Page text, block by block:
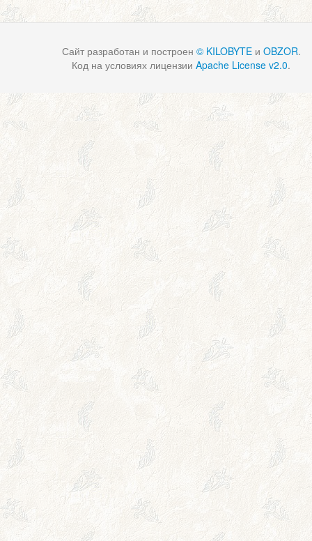
Сайт разработан и построен © KILOBYTEи OBZOR.
Код на условиях лицензии Apache License v2.0.